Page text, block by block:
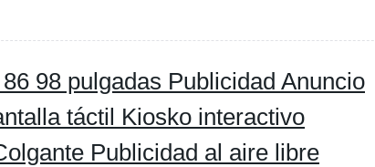
98 pulgadas Publicidad Anuncio
táctil Kiosko interactivo
Publicidad al aire libre